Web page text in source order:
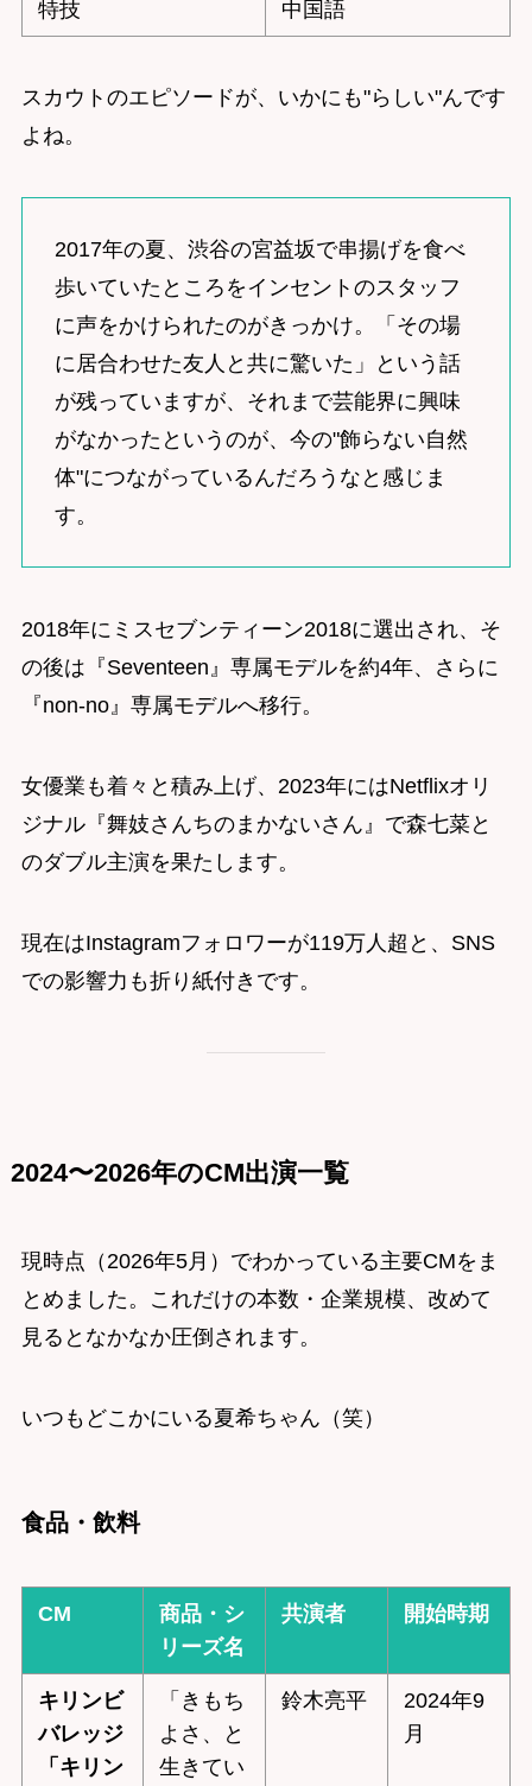
特技 中国語
スカウトのエピソードが、いかにも"らしい"んです
よね。
2017年の夏、渋谷の宮益坂で串揚げを食べ
歩いていたところをインセントのスタッフ
に声をかけられたのがきっかけ。「その場
に居合わせた友人と共に驚いた」という話
が残っていますが、それまで芸能界に興味
がなかったというのが、今の"飾らない自然
体"につながっているんだろうなと感じま
す。
2018年にミスセブンティーン2018に選出され、そ
の後は『Seventeen』専属モデルを約4年、さらに
『non-no』専属モデルへ移行。
女優業も着々と積み上げ、2023年にはNetflixオリ
ジナル『舞妓さんちのまかないさん』で森七菜と
のダブル主演を果たします。
現在はInstagramフォロワーが119万人超と、SNS
での影響力も折り紙付きです。
2024〜2026年のCM出演一覧
現時点（2026年5月）でわかっている主要CMをま
とめました。これだけの本数・企業規模、改めて
見るとなかなか圧倒されます。
いつもどこかにいる夏希ちゃん（笑）
食品・飲料
CM
商品・シ
リーズ名
共演者 開始時期
キリンビ
バレッジ
「キリン
「きもち
よさ、と
生きてい
鈴木亮平
2024年9
月